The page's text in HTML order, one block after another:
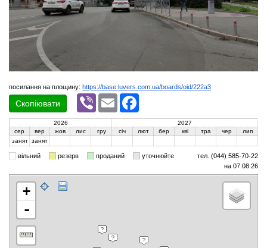
посилання на площину: https://base.luvers.com.ua/boards/oid/222a3
Скопіювати
Viber Email
2026
2027
сер
вер жов лис гру січ лют бер кві тра чер
лип
занят занят
вільний резерв проданий уточнюйте
тел. (044) 585-70-22
на 07.08.26
+
-